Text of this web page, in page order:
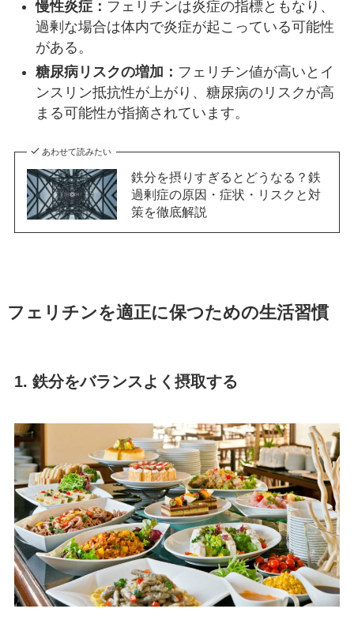
慢性炎症： フェリチンは炎症の指標ともなり、
過剰な場合は体内で炎症が起こっている可能性
がある。
糖尿病リスクの増加： フェリチン値が高いとイ
ンスリン抵抗性が上がり、糖尿病のリスクが高
まる可能性が指摘されています。
あわせて読みたい
鉄分を摂りすぎるとどうなる？鉄
過剰症の原因・症状・リスクと対
策を徹底解説
フェリチンを適正に保つための生活習慣
1. 鉄分をバランスよく摂取する